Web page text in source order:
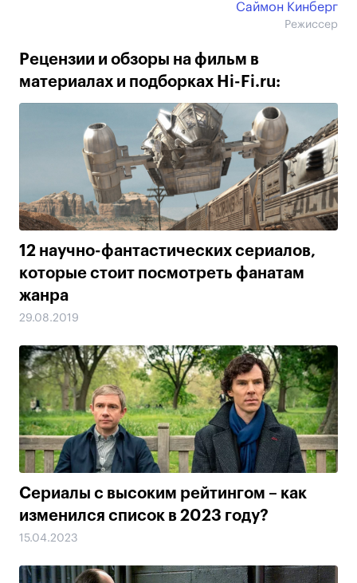
Саймон Кинберг
Режиссер
Рецензии и обзоры на фильм в
материалах и подборках Hi-Fi.ru:
12 научно-фантастических сериалов,
которые стоит посмотреть фанатам
жанра
29.08.2019
Сериалы с высоким рейтингом – как
изменился список в 2023 году?
15.04.2023